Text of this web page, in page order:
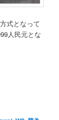
式となって
人民元とな